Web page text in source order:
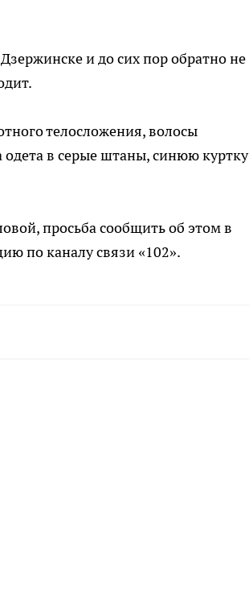
и до сих пор обратно не
телосложения, волосы
одета в серые штаны, синюю куртку
просьба сообщить об этом в
по каналу связи «102».